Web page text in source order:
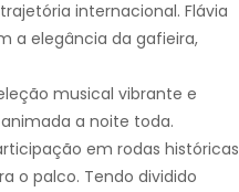
internacional. Flávia
a elegância da gafieira,
musical vibrante e
a noite toda.
em rodas históricas
o palco. Tendo dividido